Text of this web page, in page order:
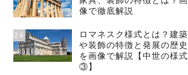
像で徹底解説
24
ロマネスク様式とは？建築
や装飾の特徴と発展の歴史
を画像で解説【中世の様式
③】